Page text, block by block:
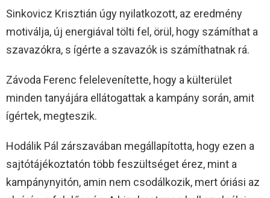
Sinkovicz Krisztián úgy nyilatkozott, az eredmény
motiválja, új energiával tölti fel, örül, hogy számíthat a
szavazókra, s ígérte a szavazók is számíthatnak rá.
Závoda Ferenc felelevenítette, hogy a külterület
minden tanyájára ellátogattak a kampány során, amit
ígértek, megteszik.
Hodálik Pál zárszavában megállapította, hogy ezen a
sajtótájékoztatón több feszültséget érez, mint a
kampánynyitón, amin nem csodálkozik, mert óriási az